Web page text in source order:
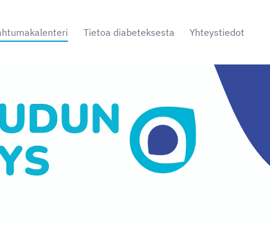
Tietoa diabeteksesta Yhteystiedot